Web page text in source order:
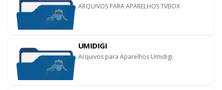
ARQUIVOS PARA APARELHOS TVBOX
UMIDIGI
Arquivos para Aparelhos Umidigi